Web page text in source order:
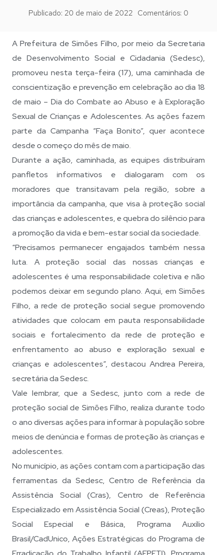
Publicado: 20 de maio de 2022 Comentários: 0
A Prefeitura de Simões Filho, por meio da Secretaria
de Desenvolvimento Social e Cidadania (Sedesc),
promoveu nesta terça-feira (17), uma caminhada de
conscientização e prevenção em celebração ao dia 18
de maio – Dia do Combate ao Abuso e à Exploração
Sexual de Crianças e Adolescentes. As ações fazem
parte da Campanha “Faça Bonito”, quer acontece
desde o começo do mês de maio.
Durante a ação, caminhada, as equipes distribuíram
panfletos informativos e dialogaram com os
moradores que transitavam pela região, sobre a
importância da campanha, que visa à proteção social
das crianças e adolescentes, e quebra do silêncio para
a promoção da vida e bem-estar social da sociedade.
“Precisamos permanecer engajados também nessa
luta. A proteção social das nossas crianças e
adolescentes é uma responsabilidade coletiva e não
podemos deixar em segundo plano. Aqui, em Simões
Filho, a rede de proteção social segue promovendo
atividades que colocam em pauta responsabilidade
sociais e fortalecimento da rede de proteção e
enfrentamento ao abuso e exploração sexual e
crianças e adolescentes”, destacou Andrea Pereira,
secretária da Sedesc.
Vale lembrar, que a Sedesc, junto com a rede de
proteção social de Simões Filho, realiza durante todo
o ano diversas ações para informar à população sobre
meios de denúncia e formas de proteção às crianças e
adolescentes.
No município, as ações contam com a participação das
ferramentas da Sedesc, Centro de Referência da
Assistência Social (Cras), Centro de Referência
Especializado em Assistência Social (Creas), Proteção
Social Especial e Básica, Programa Auxílio
Brasil/CadUnico, Ações Estratégicas do Programa de